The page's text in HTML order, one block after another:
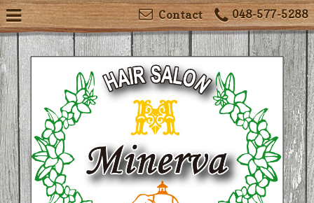
048-577-5288
Contact